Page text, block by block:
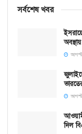
সর্বশেষ খবর
দিল